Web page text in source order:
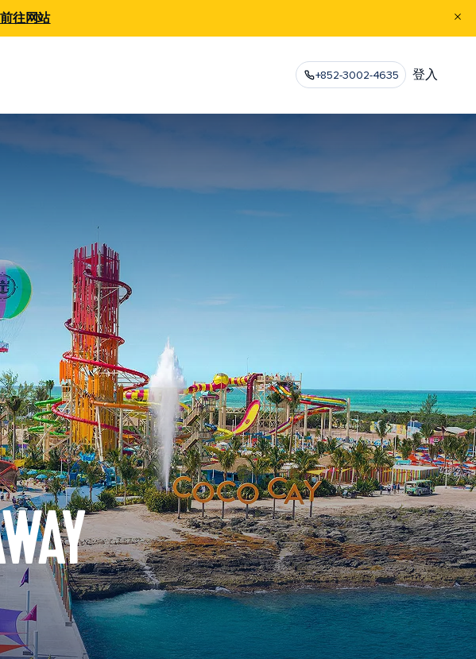
前往网站
+852-3002-4635 登入